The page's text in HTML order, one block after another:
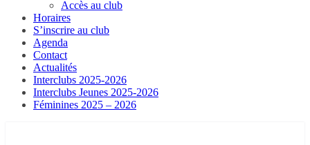
Accès au club
Horaires
S’inscrire au club
Agenda
Contact
Actualités
Interclubs 2025-2026
Interclubs Jeunes 2025-2026
Féminines 2025 – 2026